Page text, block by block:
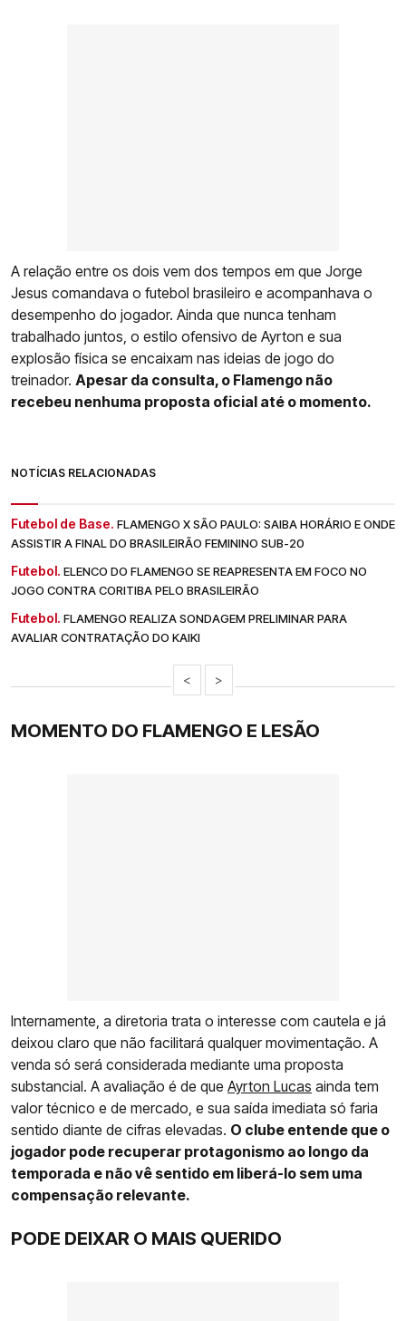
A relação entre os dois vem dos tempos em que Jorge
Jesus comandava o futebol brasileiro e acompanhava o
desempenho do jogador. Ainda que nunca tenham
trabalhado juntos, o estilo ofensivo de Ayrton e sua
explosão física se encaixam nas ideias de jogo do
treinador. Apesar da consulta, o Flamengo não
recebeu nenhuma proposta oficial até o momento.
NOTÍCIAS RELACIONADAS
Futebol de Base. FLAMENGO X SÃO PAULO: SAIBA HORÁRIO E ONDE
ASSISTIR A FINAL DO BRASILEIRÃO FEMININO SUB-20
Futebol. ELENCO DO FLAMENGO SE REAPRESENTA EM FOCO NO
JOGO CONTRA CORITIBA PELO BRASILEIRÃO
Futebol. FLAMENGO REALIZA SONDAGEM PRELIMINAR PARA
AVALIAR CONTRATAÇÃO DO KAIKI
< >
MOMENTO DO FLAMENGO E LESÃO
Internamente, a diretoria trata o interesse com cautela e já
deixou claro que não facilitará qualquer movimentação. A
venda só será considerada mediante uma proposta
substancial. A avaliação é de que Ayrton Lucas ainda tem
valor técnico e de mercado, e sua saída imediata só faria
sentido diante de cifras elevadas. O clube entende que o
jogador pode recuperar protagonismo ao longo da
temporada e não vê sentido em liberá-lo sem uma
compensação relevante.
PODE DEIXAR O MAIS QUERIDO